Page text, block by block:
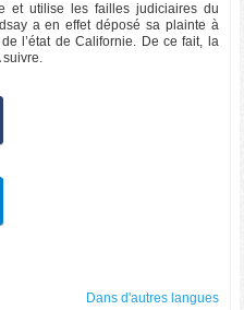
et utilise les failles judiciaires du
a en effet déposé sa plainte à
l’état de Californie. De ce fait, la
suivre.
Dans d'autres langues